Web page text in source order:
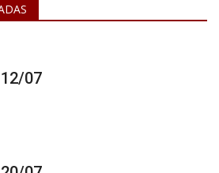
12/07